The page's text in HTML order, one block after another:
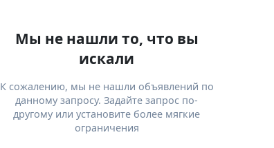
Мы не нашли то, что вы
искали
К сожалению, мы не нашли объявлений по
данному запросу. Задайте запрос по-
другому или установите более мягкие
ограничения